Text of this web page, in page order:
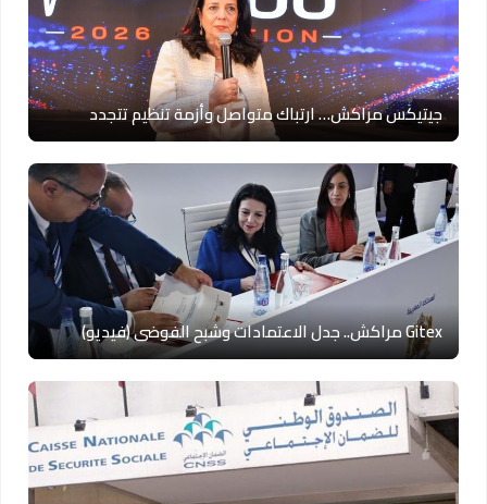
جيتيكس مراكش… ارتباك متواصل وأزمة تنظيم تتجدد
Gitex مراكش.. جدل الاعتمادات وشبح الفوضى (فيديو)